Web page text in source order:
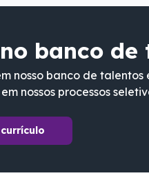
banco de
nosso banco de talentos
nossos processos